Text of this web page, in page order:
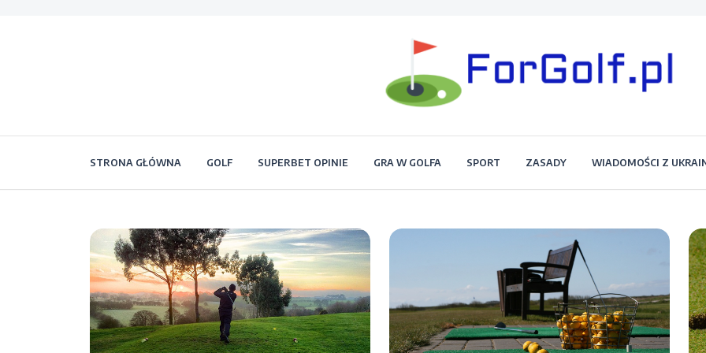
Forgolf.pl
STRONA GŁÓWNA GOLF SUPERBET OPINIE GRA W GOLFA SPORT ZASADY WIADOMOŚCI Z